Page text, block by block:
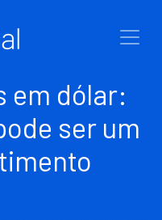
em dólar:
ser um